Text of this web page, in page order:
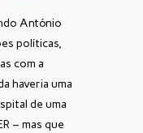
António
políticas,
com a
haveria uma
de uma
– mas que